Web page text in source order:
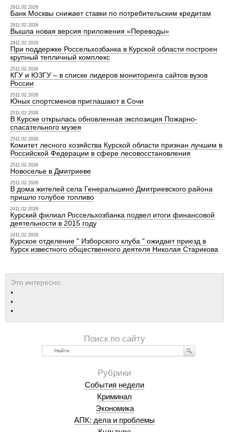
2911.02.2026
Банк Москвы снижает ставки по потребительским кредитам
2811.02.2026
Вышла новая версия приложения «Переводы»
2811.02.2026
При поддержке Россельхозбанка в Курской области построен
крупный тепличный комплекс
2511.02.2026
КГУ и ЮЗГУ – в списке лидеров мониторинга сайтов вузов
России
2511.02.2026
Юных спортсменов приглашают в Сочи
2511.02.2026
В Курске открылась обновленная экспозиция Пожарно-
спасательного музея
2511.02.2026
Комитет лесного хозяйства Курской области признан лучшим в
Российской Федерации в сфере лесовосстановления
2511.02.2026
Новоселье в Дмитриеве
2511.02.2026
В дома жителей села Генеральшино Дмитриевского района
пришло голубое топливо
2411.02.2026
Курский филиал Россельхозбанка подвел итоги финансовой
деятельности в 2015 году
2411.02.2026
Курское отделение " Изборского клуба " ожидает приезд в
Курск известного общественного деятеля Николая Старикова
Найти
События недели
Криминал
Экономика
АПК: дела и проблемы